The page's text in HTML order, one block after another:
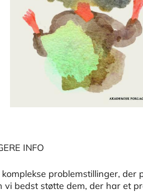
INFO
problemstillinger,
vi bedst støtte dem, der har et